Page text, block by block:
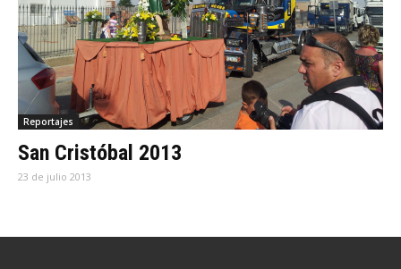
Reportajes
San Cristóbal 2013
23 de julio 2013